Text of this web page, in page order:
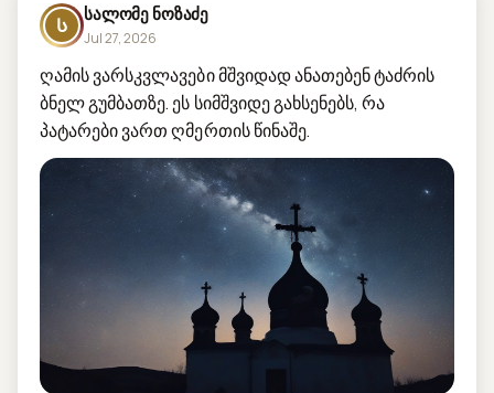
Ს სალომე ნოზაძე
Jul 27, 2026
ღამის ვარსკვლავები მშვიდად ანათებენ ტაძრის
ბნელ გუმბათზე. ეს სიმშვიდე გახსენებს, რა
პატარები ვართ ღმერთის წინაშე.